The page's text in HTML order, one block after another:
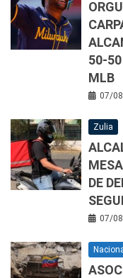
50-50
MLB
07/
Zulia
DE
07/